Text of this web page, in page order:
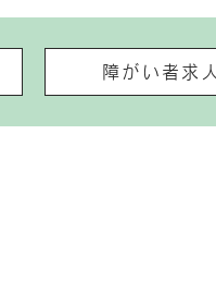
障がい者求人